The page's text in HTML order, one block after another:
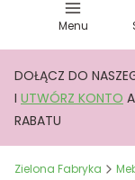
Menu
DOŁĄCZ DO
I UTWÓRZ KONTO
RABATU
Zielona Fabryka